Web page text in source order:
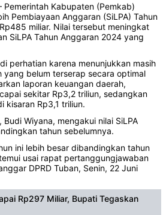
Pemerintah Kabupaten (Pemkab)
Pembiayaan Anggaran (SiLPA) Tahun
miliar. Nilai tersebut meningkat
SiLPA Tahun Anggaran 2024 yang
perhatian karena menunjukkan masih
yang belum terserap secara optimal
laporan keuangan daerah,
sekitar Rp3,2 triliun, sedangkan
kisaran Rp3,1 triliun.
Wiyana, mengakui nilai SiLPA
tahun sebelumnya.
ini lebih besar dibandingkan tahun
usai rapat pertanggungjawaban
DPRD Tuban, Senin, 22 Juni
Rp297 Miliar, Bupati Tegaskan